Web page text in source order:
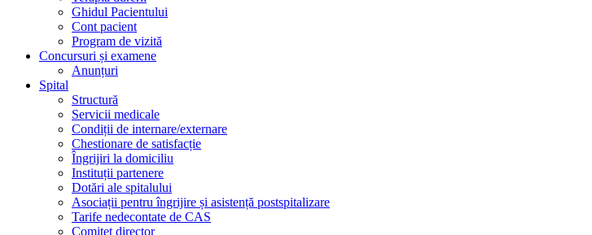
Ghidul Pacientului
Cont pacient
Program de vizită
Concursuri și examene
Anunțuri
Spital
Structură
Servicii medicale
Condiții de internare/externare
Chestionare de satisfacție
Îngrijiri la domiciliu
Instituții partenere
Dotări ale spitalului
Asociații pentru îngrijire și asistență postspitalizare
Tarife nedecontate de CAS
Comitet director